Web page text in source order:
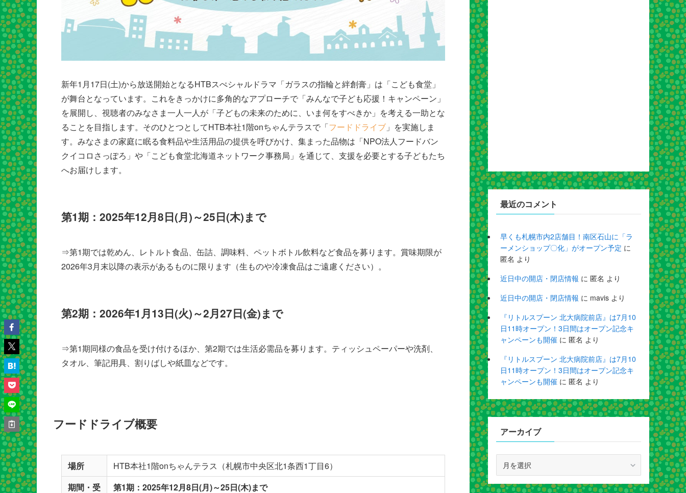
新年1月17日(土)から放送開始となるHTBスぺシャルドラマ「ガラスの指輪と絆創膏」は「こども食堂」
が舞台となっています。これをきっかけに多角的なアプローチで「みんなで子ども応援！キャンペーン」
を展開し、視聴者のみなさま一人一人が「子どもの未来のために、いま何をすべきか」を考える一助とな
ることを目指します。そのひとつとしてHTB本社1階onちゃんテラスで「フードドライブ 」を実施しま
す。みなさまの家庭に眠る食料品や生活用品の提供を呼びかけ、集まった品物は「NPO法人フードバン
クイコロさっぽろ」や「こども食堂北海道ネットワーク事務局」を通じて、支援を必要とする子どもたち
へお届けします。
第1期：2025年12月8日(月)～25日(木)まで
⇒第1期では乾めん、レトルト食品、缶詰、調味料、ペットボトル飲料など食品を募ります。賞味期限が
2026年3月末以降の表示があるものに限ります（生ものや冷凍食品はご遠慮ください）。
第2期：2026年1月13日(火)～2月27日(金)まで
⇒第1期同様の食品を受け付けるほか、第2期では生活必需品を募ります。ティッシュペーパーや洗剤、
タオル、筆記用具、割りばしや紙皿などです。
フードドライブ概要
場所
HTB本社1階onちゃんテラス（札幌市中央区北1条西1丁目6）
期間・受
第1期：2025年12月8日(月)～25日(木)まで
最近のコメント
早くも札幌市内2店舗目！南区石山に「ラ
ーメンショップ〇化」がオープン予定 に
匿名 より
近日中の開店・閉店情報 に 匿名 より
近日中の開店・閉店情報 に mavis より
『リトルスプーン 北大病院前店』は7月10
日11時オープン！3日間はオープン記念キ
ャンペーンも開催 に 匿名 より
『リトルスプーン 北大病院前店』は7月10
日11時オープン！3日間はオープン記念キ
ャンペーンも開催 に 匿名 より
アーカイブ
カ